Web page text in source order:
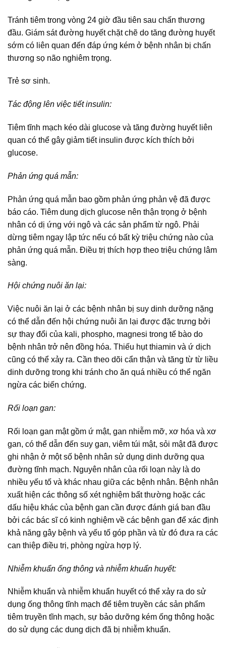
Tránh tiêm trong vòng 24 giờ đầu tiên sau chấn thương
đầu. Giám sát đường huyết chặt chẽ do tăng đường huyết
sớm có liên quan đến đáp ứng kém ở bệnh nhân bị chấn
thương sọ não nghiêm trọng.
Trẻ sơ sinh.
Tác động lên việc tiết insulin:
Tiêm tĩnh mạch kéo dài glucose và tăng đường huyết liên
quan có thể gây giảm tiết insulin được kích thích bởi
glucose.
Phản ứng quá mẫn:
Phản ứng quá mẫn bao gồm phản ứng phản vệ đã được
báo cáo. Tiêm dung dịch glucose nên thận trọng ở bệnh
nhân có dị ứng với ngô và các sản phẩm từ ngô. Phải
dừng tiêm ngay lập tức nếu có bất kỳ triệu chứng nào của
phản ứng quá mẫn. Điều trị thích hợp theo triệu chứng lâm
sàng.
Hội chứng nuôi ăn lại:
Việc nuôi ăn lại ở các bệnh nhân bị suy dinh dưỡng nặng
có thể dẫn đến hội chứng nuôi ăn lại được đặc trưng bởi
sự thay đổi của kali, phospho, magnesi trong tế bào do
bệnh nhân trở nên đồng hóa. Thiếu hụt thiamin và ứ dịch
cũng có thể xảy ra. Cần theo dõi cẩn thận và tăng từ từ liều
dinh dưỡng trong khi tránh cho ăn quá nhiều có thể ngăn
ngừa các biến chứng.
Rối loạn gan:
Rối loạn gan mật gồm ứ mật, gan nhiễm mỡ, xơ hóa và xơ
gan, có thể dẫn đến suy gan, viêm túi mật, sỏi mật đã được
ghi nhận ở một số bệnh nhân sử dụng dinh dưỡng qua
đường tĩnh mạch. Nguyên nhân của rối loạn này là do
nhiều yếu tố và khác nhau giữa các bệnh nhân. Bệnh nhân
xuất hiện các thông số xét nghiệm bất thường hoặc các
dấu hiệu khác của bệnh gan cần được đánh giá ban đầu
bởi các bác sĩ có kinh nghiệm về các bệnh gan để xác định
khả năng gây bệnh và yếu tố góp phần và từ đó đưa ra các
can thiệp điều trị, phòng ngừa hợp lý.
Nhiễm khuẩn ống thông và nhiễm khuẩn huyết:
Nhiễm khuẩn và nhiễm khuẩn huyết có thể xảy ra do sử
dụng ống thông tĩnh mạch để tiêm truyền các sản phẩm
tiêm truyền tĩnh mạch, sự bảo dưỡng kém ống thông hoặc
do sử dụng các dung dịch đã bị nhiễm khuẩn.